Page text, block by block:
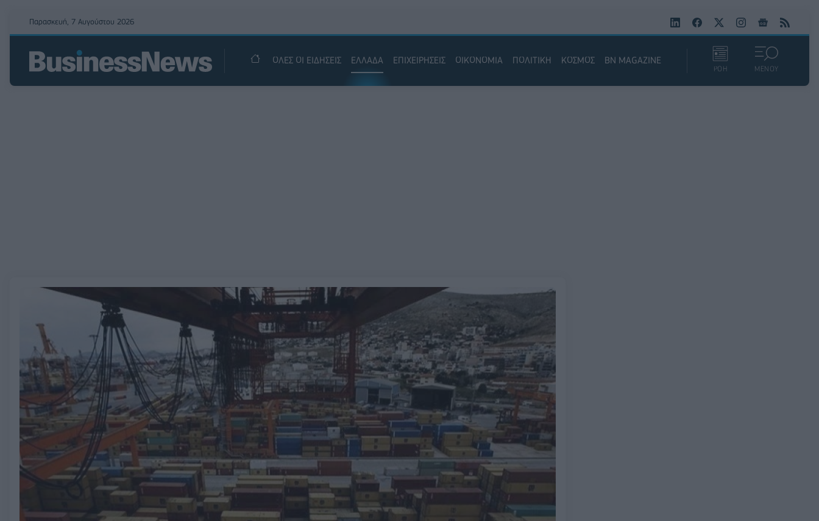
Παρασκευή, 7 Αυγούστου 2026
ΟΛΕΣ ΟΙ ΕΙΔΗΣΕΙΣ ΕΛΛΑΔΑ ΕΠΙΧΕΙΡΗΣΕΙΣ ΟΙΚΟΝΟΜΙΑ ΠΟΛΙΤΙΚΗ ΚΟΣΜΟΣ BN MAGAZINE
ΡΟΗ ΜΕΝΟΥ